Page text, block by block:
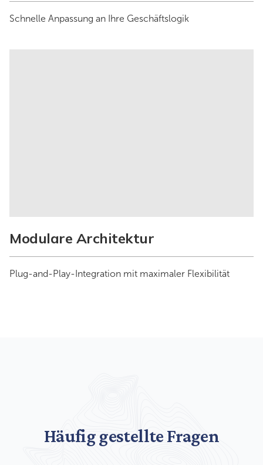
Schnelle Anpassung an Ihre Geschäftslogik
Modulare Architektur
Plug-and-Play-Integration mit maximaler Flexibilität
Häufig gestellte Fragen